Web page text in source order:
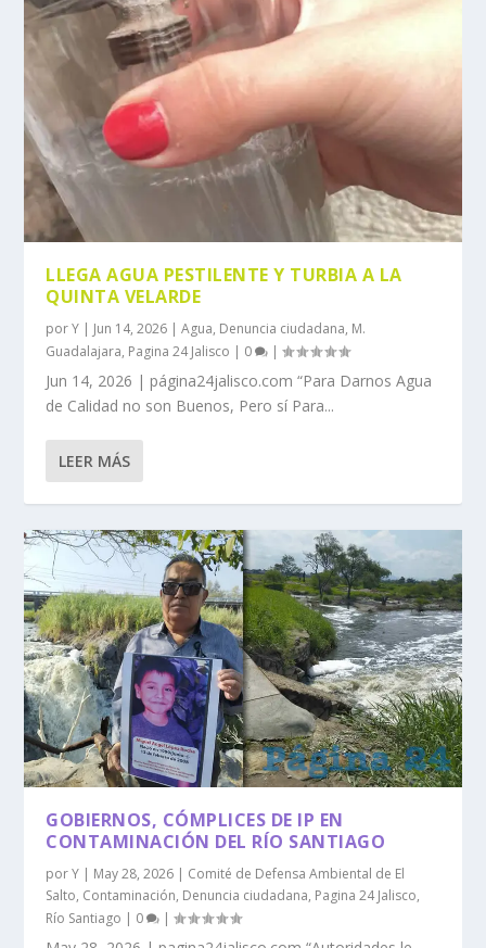
LLEGA AGUA PESTILENTE Y TURBIA A LA
QUINTA VELARDE
porY | Jun 14, 2026 |Agua, Denuncia ciudadana, M.
Guadalajara, Pagina 24 Jalisco | 0 |
Jun 14, 2026 | página24jalisco.com “Para Darnos Agua
de Calidad no son Buenos, Pero sí Para...
LEER MÁS
GOBIERNOS, CÓMPLICES DE IP EN
CONTAMINACIÓN DEL RÍO SANTIAGO
porY | May 28, 2026 | Comité de Defensa Ambiental de El
Salto, Contaminación, Denuncia ciudadana, Pagina 24 Jalisco,
Río Santiago | 0 |